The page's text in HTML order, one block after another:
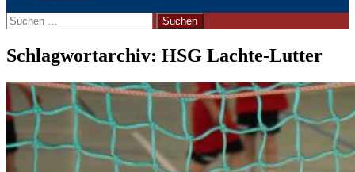
Suchen
nach:
Schlagwortarchiv: HSG Lachte-Lutter